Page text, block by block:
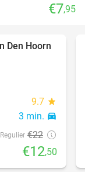
€7,95
43%
Den Hoorn
9.7 star
3 min. directions_car
Regulier €22
€12,50